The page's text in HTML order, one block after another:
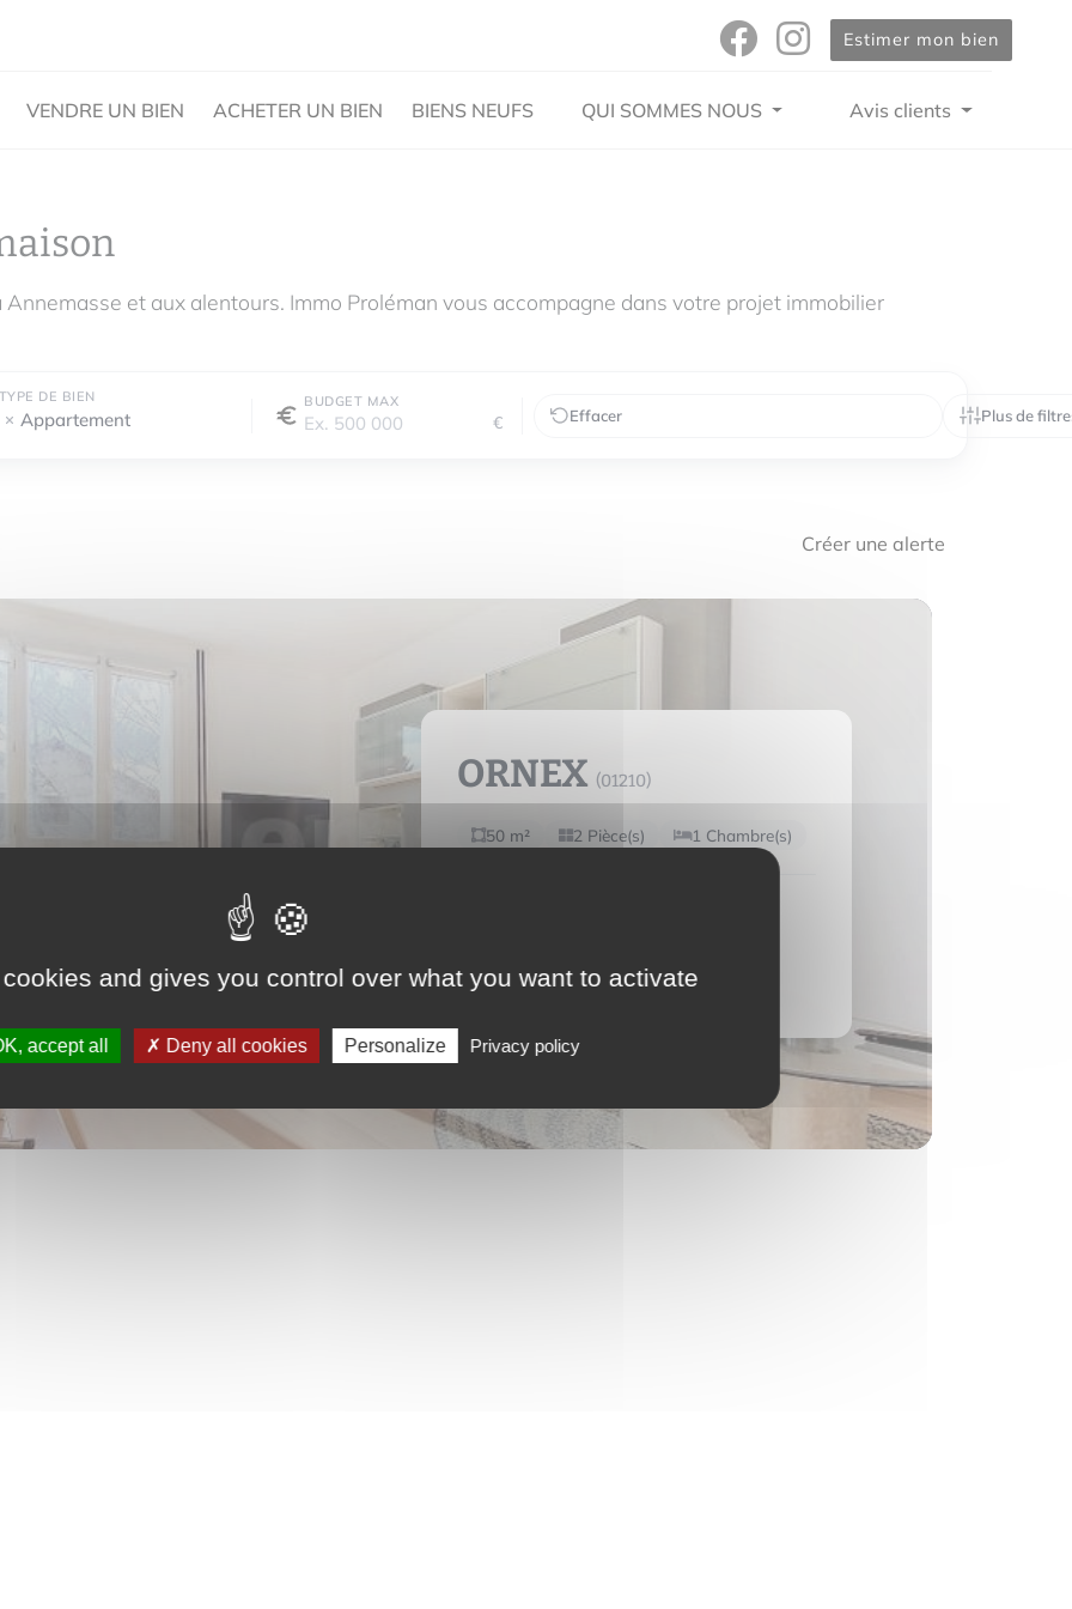
Estimer mon bien
VENDRE UN BIEN ACHETER UN BIEN BIENS NEUFS QUI SOMMES NOUS Avis clients
et aux alentours. Immo Proléman vous accompagne dans votre projet immobilier
DE BIEN
Appartement
BUDGET MAX
€ Effacer Plus de
Créer une alerte
ORNEX (01210)
50 m² 2 Pièce(s) 1 Chambre(s)
Voir le bien
and gives you control over what you want to activate
accept all Deny all cookies Personalize Privacy policy